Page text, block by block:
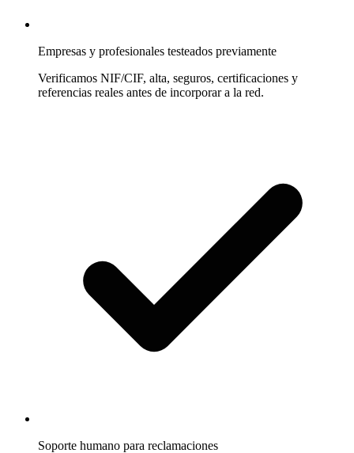
Empresas y profesionales testeados previamente
Verificamos NIF/CIF, alta, seguros, certificaciones y
referencias reales antes de incorporar a la red.
Soporte humano para reclamaciones